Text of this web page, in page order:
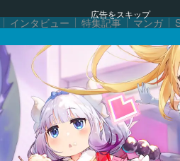
広告をスキップ
インタビュー 特集記事 マンガ